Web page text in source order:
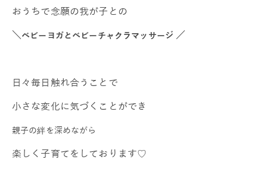
おうちで念願の我が子との
＼ベビーヨガとベビーチャクラマッサージ ／
日々毎日触れ合うことで
小さな変化に気づくことができ
親子の絆を深めながら
楽しく子育てをしております♡